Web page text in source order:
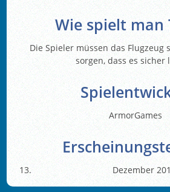
Wie spielt man
Die Spieler müssen das
sorgen, dass es sicher
ArmorGames
Dezember